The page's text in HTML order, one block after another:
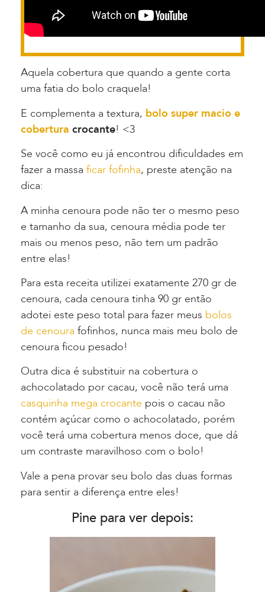
Aquela cobertura que quando a gente corta
uma fatia do bolo craquela!
E complementa a textura, bolo super macio e
cobertura crocante! <3
Se você como eu já encontrou dificuldades em
fazer a massa ficar fofinha, preste atenção na
dica:
A minha cenoura pode não ter o mesmo peso
e tamanho da sua, cenoura média pode ter
mais ou menos peso, não tem um padrão
entre elas!
Para esta receita utilizei exatamente 270 gr de
cenoura, cada cenoura tinha 90 gr então
adotei este peso total para fazer meus bolos
de cenoura fofinhos, nunca mais meu bolo de
cenoura ficou pesado!
Outra dica é substituir na cobertura o
achocolatado por cacau, você não terá uma
casquinha mega crocante pois o cacau não
contém açúcar como o achocolatado, porém
você terá uma cobertura menos doce, que dá
um contraste maravilhoso com o bolo!
Vale a pena provar seu bolo das duas formas
para sentir a diferença entre eles!
Pine para ver depois: